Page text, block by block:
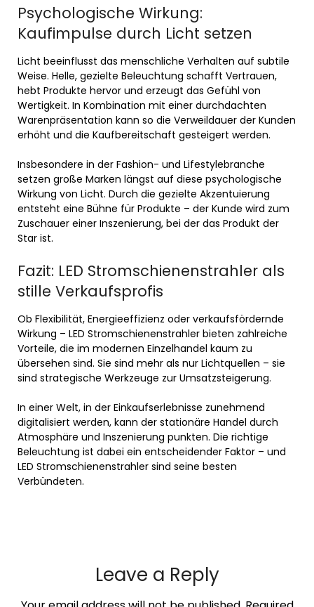
Psychologische Wirkung:
Kaufimpulse durch Licht setzen
Licht beeinflusst das menschliche Verhalten auf subtile
Weise. Helle, gezielte Beleuchtung schafft Vertrauen,
hebt Produkte hervor und erzeugt das Gefühl von
Wertigkeit. In Kombination mit einer durchdachten
Warenpräsentation kann so die Verweildauer der Kunden
erhöht und die Kaufbereitschaft gesteigert werden.
Insbesondere in der Fashion- und Lifestylebranche
setzen große Marken längst auf diese psychologische
Wirkung von Licht. Durch die gezielte Akzentuierung
entsteht eine Bühne für Produkte – der Kunde wird zum
Zuschauer einer Inszenierung, bei der das Produkt der
Star ist.
Fazit: LED Stromschienenstrahler als
stille Verkaufsprofis
Ob Flexibilität, Energieeffizienz oder verkaufsfördernde
Wirkung – LED Stromschienenstrahler bieten zahlreiche
Vorteile, die im modernen Einzelhandel kaum zu
übersehen sind. Sie sind mehr als nur Lichtquellen – sie
sind strategische Werkzeuge zur Umsatzsteigerung.
In einer Welt, in der Einkaufserlebnisse zunehmend
digitalisiert werden, kann der stationäre Handel durch
Atmosphäre und Inszenierung punkten. Die richtige
Beleuchtung ist dabei ein entscheidender Faktor – und
LED Stromschienenstrahler sind seine besten
Verbündeten.
Leave a Reply